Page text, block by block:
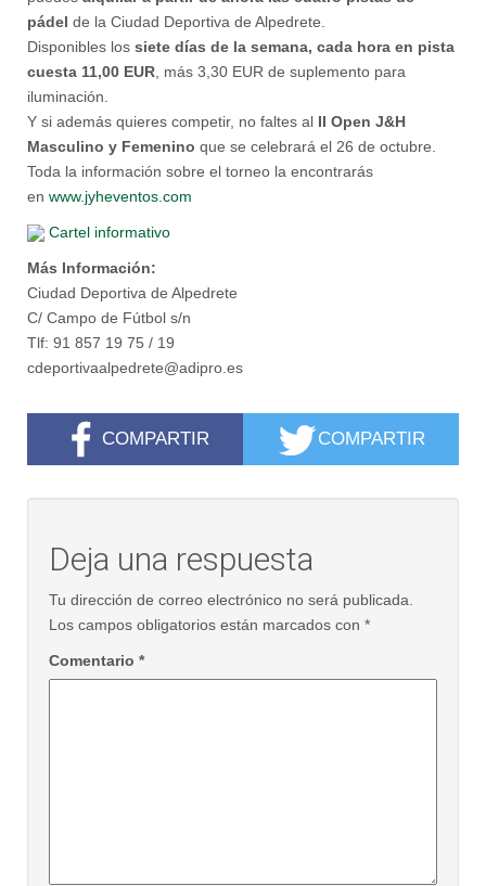
pádel de la Ciudad Deportiva de Alpedrete.
Disponibles los siete días de la semana, cada hora en pista
cuesta 11,00 EUR , más 3,30 EUR de suplemento para
iluminación.
Y si además quieres competir, no faltes al II Open J&H
Masculino y Femenino que se celebrará el 26 de octubre.
Toda la información sobre el torneo la encontrarás
en www.jyheventos.com
Cartel informativo
Más Información:
Ciudad Deportiva de Alpedrete
C/ Campo de Fútbol s/n
Tlf: 91 857 19 75 / 19
cdeportivaalpedrete@adipro.es
COMPARTIR COMPARTIR
Deja una respuesta
Tu dirección de correo electrónico no será publicada.
Los campos obligatorios están marcados con *
Comentario *